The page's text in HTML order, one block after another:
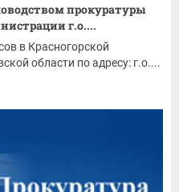
прокуратуры
г.о....
в Красногорской
области по адресу: г.о....